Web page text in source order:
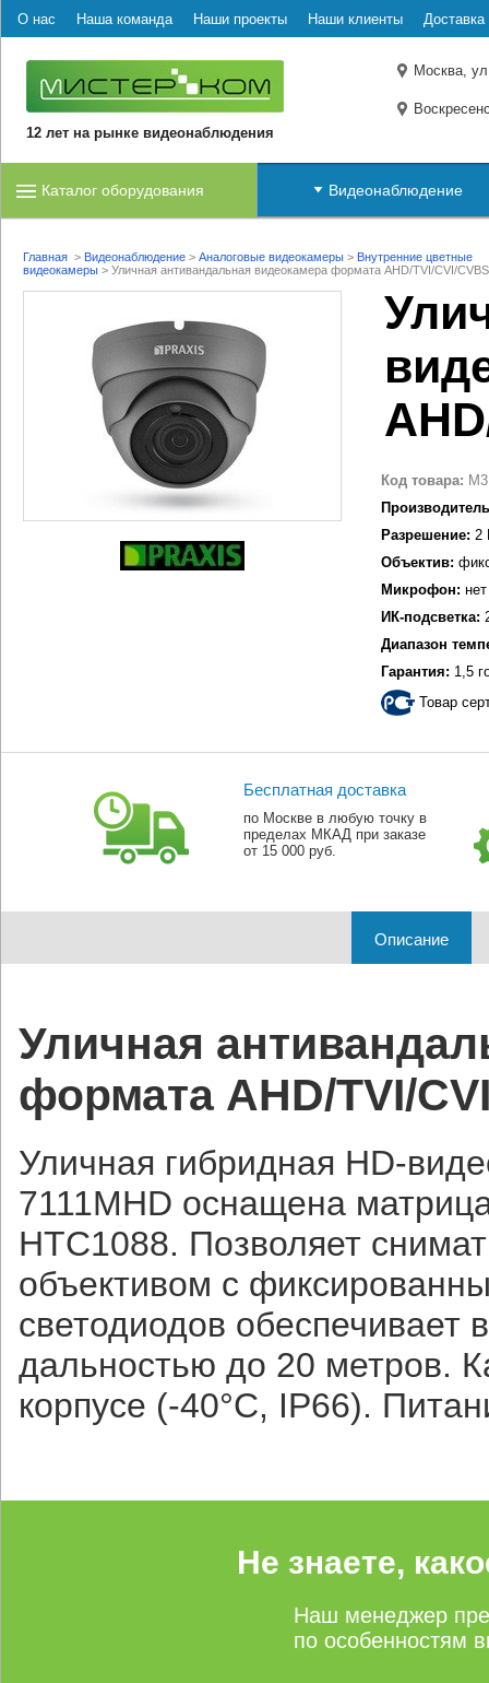
О нас Наша команда Наши проекты Наши клиенты Доставка
12 лет на рынке видеонаблюдения
Москва,
Каталог оборудования Видеонаблюдение
Главная > Видеонаблюдение > Аналоговые видеокамеры > Внутренние цветные
видеокамеры > Уличная антивандальная видеокамера формата AHD/TVI/CVI/
Код товара:
Разрешение: 2
Объектив:
Микрофон: нет
ИК-подсветка:
Диапазон
Гарантия: 1,5
Товар
Бесплатная доставка
по Москве в любую точку в
пределах МКАД при заказе
от 15 000 руб.
Описание
Уличная
формата AHD/TVI/
Уличная гибридная HD-
7111MHD оснащена
HTC1088. Позволяет
объективом с
светодиодов обеспечивает
дальностью до 20 метров.
корпусе (-40°С, IP66).
Не знаете,
Наш менеджер
по особенностям